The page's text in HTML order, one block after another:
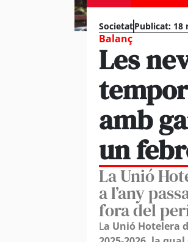
SocietatPublicat: 18
Balanç
Les
amb
un
La Unió
a l’any
fora del
La Unió Hotelera